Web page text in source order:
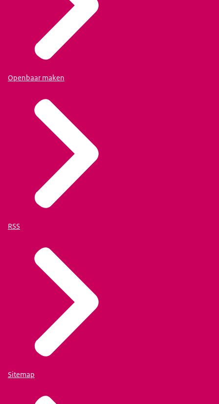
Openbaar maken
RSS
Sitemap